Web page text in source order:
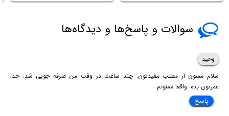
سوالات و پاسخ‌ها و دیدگاه‌ها
وحید
سلام ممنون از مطلب مفیدتون. چند ساعت در وقت من صرفه جویی شد. خدا
عمرتون بده. واقعا ممنونم
پاسخ